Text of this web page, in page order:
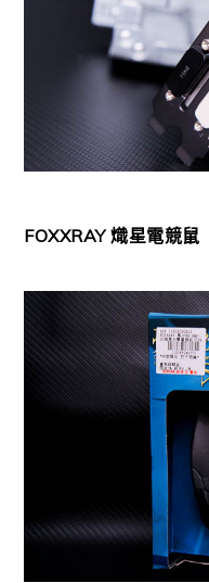
FOXXRAY 熾星電競鼠